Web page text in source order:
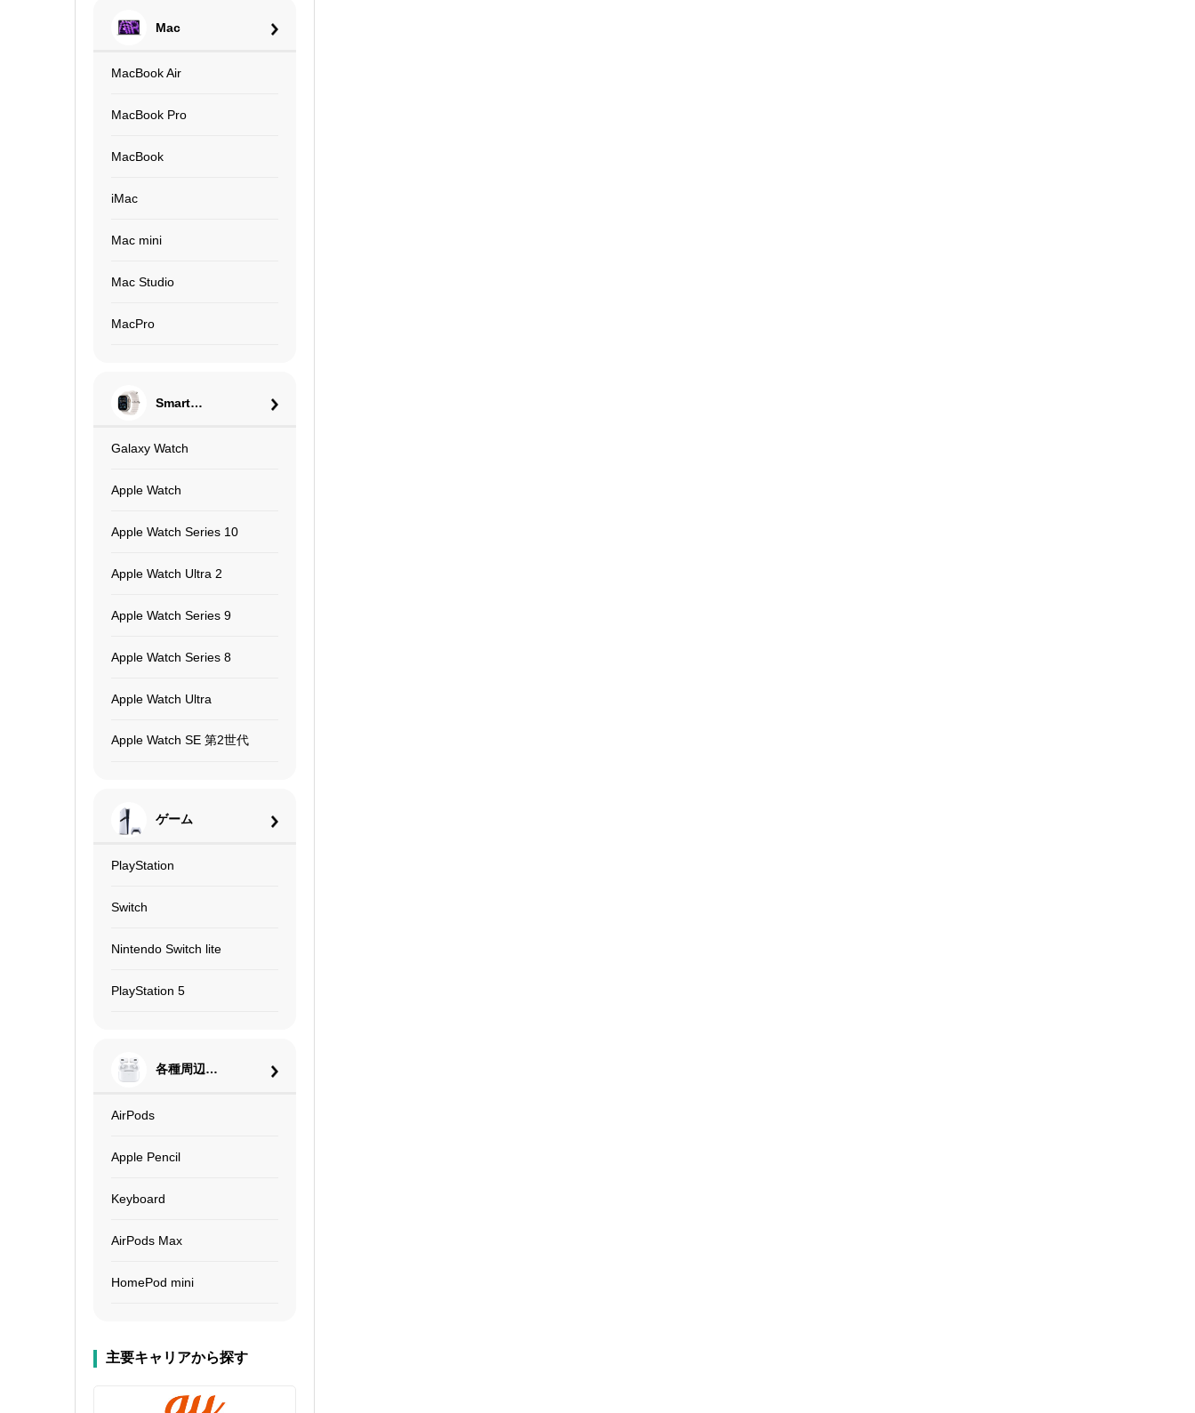
Mac
MacBook Air
MacBook Pro
MacBook
iMac
Mac mini
Mac Studio
MacPro
Smart
Galaxy Watch
Apple Watch
Apple Watch Series 10
Apple Watch Ultra 2
Apple Watch Series 9
Apple Watch Series 8
Apple Watch Ultra
Apple Watch SE 第2世代
ゲーム
PlayStation
Switch
Nintendo Switch lite
PlayStation 5
各種周辺機
AirPods
Apple Pencil
Keyboard
AirPods Max
HomePod mini
主要キャリアから探す